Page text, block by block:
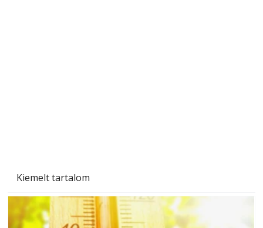
Kiemelt tartalom